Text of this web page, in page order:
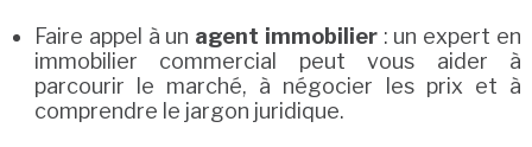
Faire appel à un agent immobilier: un expert en
immobilier commercial peut vous aider à
parcourir le marché, à négocier les prix et à
comprendre le jargon juridique.